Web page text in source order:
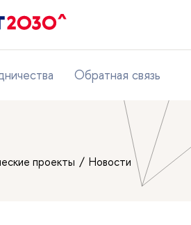
Обратная связь
проекты Новости